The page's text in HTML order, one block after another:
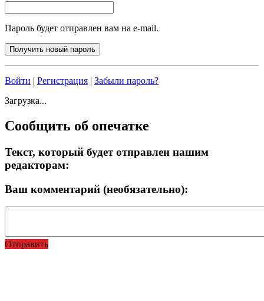
Пароль будет отправлен вам на e-mail.
Войти | Регистрация | Забыли пароль?
Загрузка...
Сообщить об опечатке
Текст, который будет отправлен нашим
редакторам:
Ваш комментарий (необязательно):
Отправить